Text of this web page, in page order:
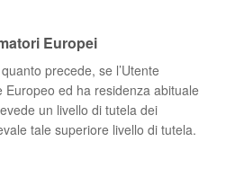
Europei
precede, se l’Utente
ed ha residenza abituale
un livello di tutela dei
tale superiore livello di tutela.